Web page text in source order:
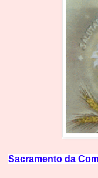
Sacramento da